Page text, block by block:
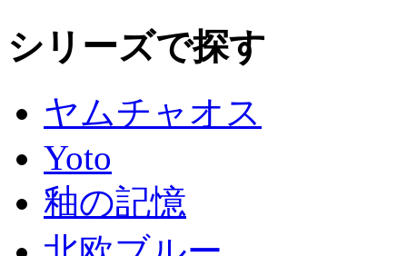
シリーズで探す
ヤムチャオス
Yoto
釉の記憶